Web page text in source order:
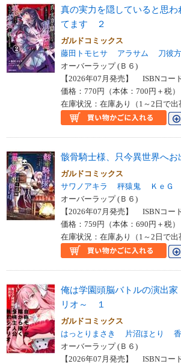
真の実力を隠していると思
てます ２
ガルドコミックス
藤田トモヒサ
アラサム
刀彼方
オーバーラップ (Ｂ６)
【2026年07月発売】 ISBNコー
価格：770円（本体：700円＋税）
在庫状況：在庫あり（1～2日で出
骸骨騎士様、只今異世界へ
ガルドコミックス
サワノアキラ
秤猿鬼
ＫｅＧ
オーバーラップ (Ｂ６)
【2026年07月発売】 ISBNコー
価格：759円（本体：690円＋税）
在庫状況：在庫あり（1～2日で出
俺は学園頭脳バトルの演出
リオ～ １
ガルドコミックス
はっとりまさき
片沼ほとり
オーバーラップ (Ｂ６)
【2026年07月発売】 ISBNコー